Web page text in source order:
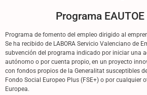
Programa
Programa de fomento del empleo dirigido al
Se ha recibido de LABORA Servicio Valenciano de
subvención del programa indicado por iniciar una
autónomo o por cuenta propio, en un proyecto
con fondos propios de la Generalitat susceptibles
Fondo Social Europeo Plus (FSE+) o por cualquier
Europea.